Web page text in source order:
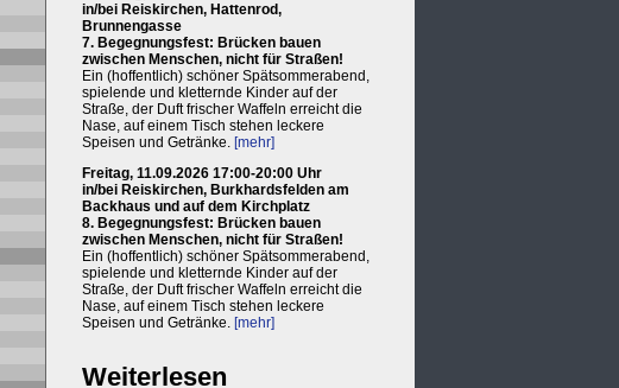
in/bei Reiskirchen, Hattenrod,
Brunnengasse
7. Begegnungsfest: Brücken bauen
zwischen Menschen, nicht für Straßen!
Ein (hoffentlich) schöner Spätsommerabend,
spielende und kletternde Kinder auf der
Straße, der Duft frischer Waffeln erreicht die
Nase, auf einem Tisch stehen leckere
Speisen und Getränke. [mehr]
Freitag, 11.09.2026 17:00-20:00 Uhr
in/bei Reiskirchen, Burkhardsfelden am
Backhaus und auf dem Kirchplatz
8. Begegnungsfest: Brücken bauen
zwischen Menschen, nicht für Straßen!
Ein (hoffentlich) schöner Spätsommerabend,
spielende und kletternde Kinder auf der
Straße, der Duft frischer Waffeln erreicht die
Nase, auf einem Tisch stehen leckere
Speisen und Getränke. [mehr]
Weiterlesen